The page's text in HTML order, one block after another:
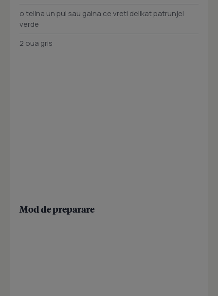
o telina un pui sau gaina ce vreti delikat patrunjel
verde
2 oua gris
Mod de preparare